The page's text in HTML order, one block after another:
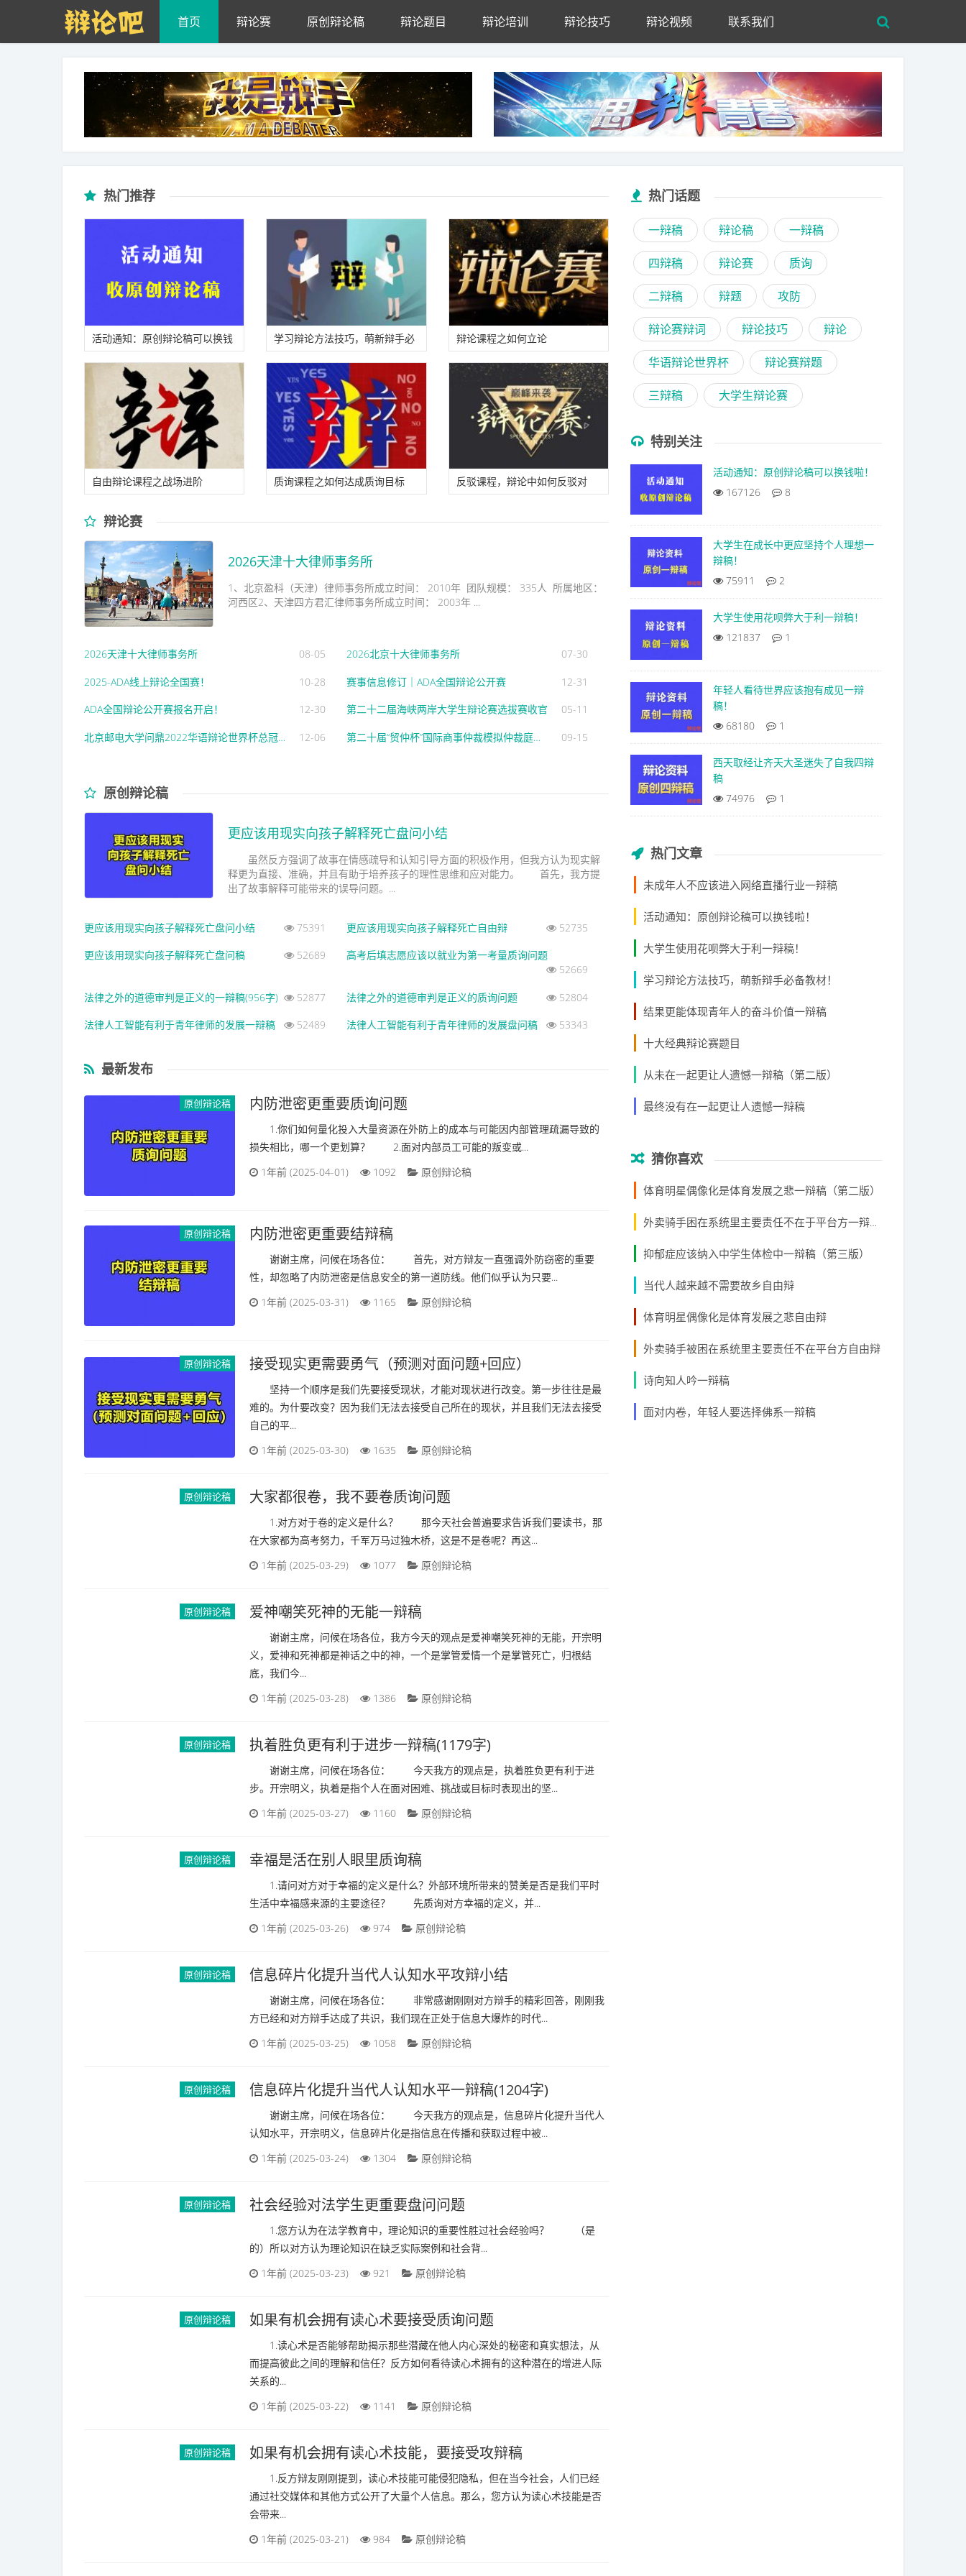
Skip to main content
首页 辩论赛 原创辩论稿 辩论题目 辩论培训 辩论技巧 辩论视频 联系我们
热门推荐
活动通知：原创辩论稿可以换钱
啦！
学习辩论方法技巧，萌新辩手必
备教材！
辩论课程之如何立论
自由辩论课程之战场进阶 质询课程之如何达成质询目标
反驳课程，辩论中如何反驳对
辩论赛
2026天津十大律师事务所
1、北京盈科（天津）律师事务所成立时间： 2010年 团队规模： 335人 所属地区：
河西区2、天津四方君汇律师事务所成立时间： 2003年 ...
2026天津十大律师事务所 08-05 2026北京十大律师事务所 07-30
2025-ADA线上辩论全国赛！ 10-28 赛事信息修订｜ADA全国辩论公开赛 12-31
ADA全国辩论公开赛报名开启！ 12-30 第二十二届海峡两岸大学生辩论赛选拔赛收官 05-11
北京邮电大学问鼎2022华语辩论世界杯总冠军！ 12-06 第二十届“贸仲杯”国际商事仲裁模拟仲裁庭辩论赛正式报名通知 09-15
原创辩论稿
更应该用现实向孩子解释死亡盘问小结
虽然反方强调了故事在情感疏导和认知引导方面的积极作用，但我方认为现实解
释更为直接、准确，并且有助于培养孩子的理性思维和应对能力。 首先，我方提
出了故事解释可能带来的误导问题。...
更应该用现实向孩子解释死亡盘问小结 75391 更应该用现实向孩子解释死亡自由辩 52735
更应该用现实向孩子解释死亡盘问稿 52689
高考后填志愿应该以就业为第一考量质询问题
52669
法律之外的道德审判是正义的一辩稿(956字) 52877 法律之外的道德审判是正义的质询问题 52804
法律人工智能有利于青年律师的发展一辩稿 52489 法律人工智能有利于青年律师的发展盘问稿 53343
最新发布
原创辩论稿 内防泄密更重要质询问题
1.你们如何量化投入大量资源在外防上的成本与可能因内部管理疏漏导致的
损失相比，哪一个更划算？ 2.面对内部员工可能的叛变或...
1年前 (2025-04-01)
1092 原创辩论稿
原创辩论稿 内防泄密更重要结辩稿
谢谢主席，问候在场各位： 首先，对方辩友一直强调外防窃密的重要
性，却忽略了内防泄密是信息安全的第一道防线。他们似乎认为只要...
1年前 (2025-03-31)
1165 原创辩论稿
原创辩论稿 接受现实更需要勇气（预测对面问题+回应）
坚持一个顺序是我们先要接受现状，才能对现状进行改变。第一步往往是最
难的。为什要改变？因为我们无法去接受自己所在的现状，并且我们无法去接受
自己的平...
1年前 (2025-03-30)
1635 原创辩论稿
原创辩论稿 大家都很卷，我不要卷质询问题
1.对方对于卷的定义是什么？ 那今天社会普遍要求告诉我们要读书，那
在大家都为高考努力，千军万马过独木桥，这是不是卷呢？再这...
1年前 (2025-03-29)
1077 原创辩论稿
谢谢主席，问候在场各位，我方今天的观点是爱神嘲笑死神的无能，开宗明
义，爱神和死神都是神话之中的神，一个是掌管爱情一个是掌管死亡，归根结
谢谢主席，问候在场各位： 今天我方的观点是，执着胜负更有利于进
幸福是活在别人眼里质询稿
生活中幸福感来源的主要途径？ 先质询对方幸福的定义，并...
信息碎片化提升当代人认知水平攻辩小结
谢谢主席，问候在场各位： 非常感谢刚刚对方辩手的精彩回答，刚刚我
1年前 (2025-03-25)
1058 原创辩论稿
信息碎片化提升当代人认知水平一辩稿(1204字)
社会经验对法学生更重要盘问问题
的）所以对方认为理论知识在缺乏实际案例和社会背...
1年前 (2025-03-23)
921 原创辩论稿
如果有机会拥有读心术要接受质询问题
而提高彼此之间的理解和信任？反方如何看待读心术拥有的这种潜在的增进人际
关系的...
1年前 (2025-03-22)
1141 原创辩论稿
如果有机会拥有读心术技能，要接受攻辩稿
热门话题
一辩稿 辩论稿 一辩稿
四辩稿 辩论赛 质询
二辩稿 辩题 攻防
辩论赛辩词 辩论技巧 辩论
华语辩论世界杯 辩论赛辩题
三辩稿 大学生辩论赛
特别关注
活动通知：原创辩论稿可以换钱啦！
167126
8
大学生在成长中更应坚持个人理想一
辩稿！
75911
2
大学生使用花呗弊大于利一辩稿！
121837
1
年轻人看待世界应该抱有成见一辩
稿！
68180
1
西天取经让齐天大圣迷失了自我四辩
稿
74976
1
热门文章
未成年人不应该进入网络直播行业一辩稿
活动通知：原创辩论稿可以换钱啦！
大学生使用花呗弊大于利一辩稿！
学习辩论方法技巧，萌新辩手必备教材！
结果更能体现青年人的奋斗价值一辩稿
十大经典辩论赛题目
从未在一起更让人遗憾一辩稿（第二版）
最终没有在一起更让人遗憾一辩稿
猜你喜欢
体育明星偶像化是体育发展之悲一辩稿（第二版）
外卖骑手困在系统里主要责任不在于平台方一辩稿（第二版）
抑郁症应该纳入中学生体检中一辩稿（第三版）
当代人越来越不需要故乡自由辩
体育明星偶像化是体育发展之悲自由辩
外卖骑手被困在系统里主要责任不在平台方自由辩
诗向知人吟一辩稿
面对内卷，年轻人要选择佛系一辩稿